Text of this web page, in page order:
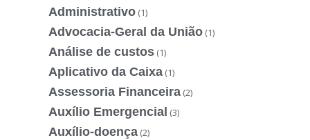
Administrativo (1)
Advocacia-Geral da União (1)
Análise de custos (1)
Aplicativo da Caixa (1)
Assessoria Financeira (2)
Auxílio Emergencial (3)
Auxílio-doença (2)